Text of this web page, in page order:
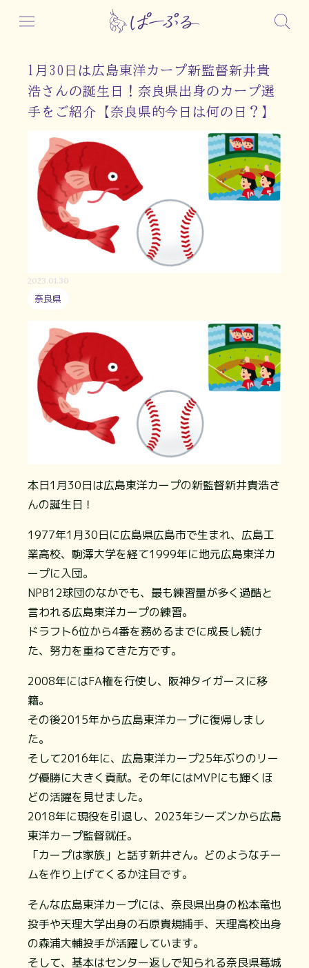
1月30日は広島東洋カープ新監督新井貴
浩さんの誕生日！奈良県出身のカープ選
手をご紹介【奈良県的今日は何の日？】
2023.01.30
奈良県
本日1月30日は広島東洋カープの新監督新井貴浩さ
んの誕生日！
1977年1月30日に広島県広島市で生まれ、広島工
業高校、駒澤大学を経て1999年に地元広島東洋カ
ープに入団。
NPB12球団のなかでも、最も練習量が多く過酷と
言われる広島東洋カープの練習。
ドラフト6位から4番を務めるまでに成長し続け
た、努力を重ねてきた方です。
2008年にはFA権を行使し、阪神タイガースに移
籍。
その後2015年から広島東洋カープに復帰しまし
た。
そして2016年に、広島東洋カープ25年ぶりのリー
グ優勝に大きく貢献。その年にはMVPにも輝くほ
どの活躍を見せました。
2018年に現役を引退し、2023年シーズンから広島
東洋カープ監督就任。
「カープは家族」と話す新井さん。どのようなチー
ムを作り上げてくるか注目です。
そんな広島東洋カープには、奈良県出身の松本竜也
投手や天理大学出身の石原貴規捕手、天理高校出身
の森浦大輔投手が活躍しています。
そして、基本はセンター返しで知られる奈良県葛城